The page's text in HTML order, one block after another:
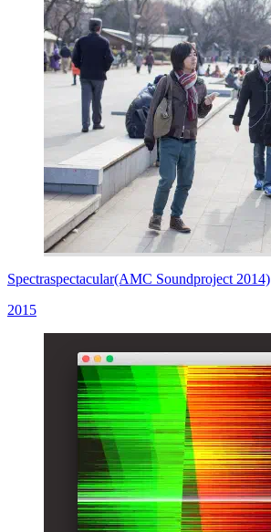
Spectraspectacular(AMC Soundproject 2014)
2015